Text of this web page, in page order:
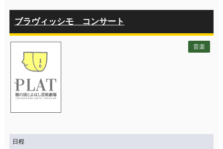
ブラヴィッシモ コンサート
音楽
日程